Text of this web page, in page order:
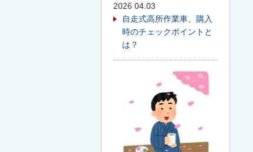
2026 04.03
自走式高所作業車、購入
時のチェックポイントと
は？